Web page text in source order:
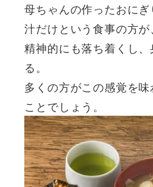
母ちゃんの作ったおに
汁だけという食事の方が、
精神的にも落ち着くし
る。
多くの方がこの感覚を
ことでしょう。